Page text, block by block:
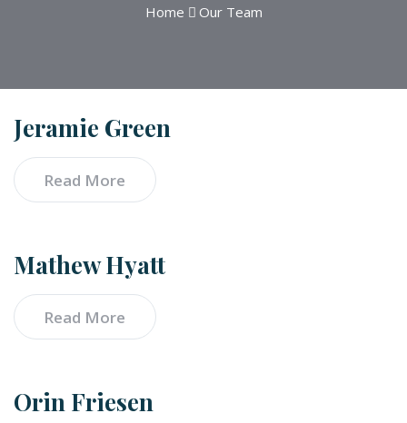
Home Our Team
Jeramie Green
Read More
Mathew Hyatt
Read More
Orin Friesen